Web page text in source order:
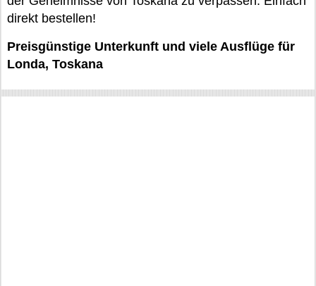
direkt bestellen!
Preisgünstige Unterkunft und viele Ausflüge für
Londa, Toskana